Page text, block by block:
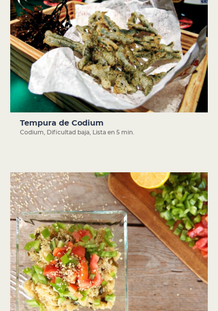
Tempura de Codium
Codium Dificultad baja Lista en 5 min.